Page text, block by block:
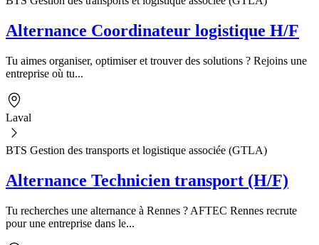
Alternance Coordinateur logistique H/F
Tu aimes organiser, optimiser et trouver des solutions ? Rejoins une
entreprise où tu...
Laval
BTS Gestion des transports et logistique associée (GTLA)
Alternance Technicien transport (H/F)
Tu recherches une alternance à Rennes ? AFTEC Rennes recrute
pour une entreprise dans le...